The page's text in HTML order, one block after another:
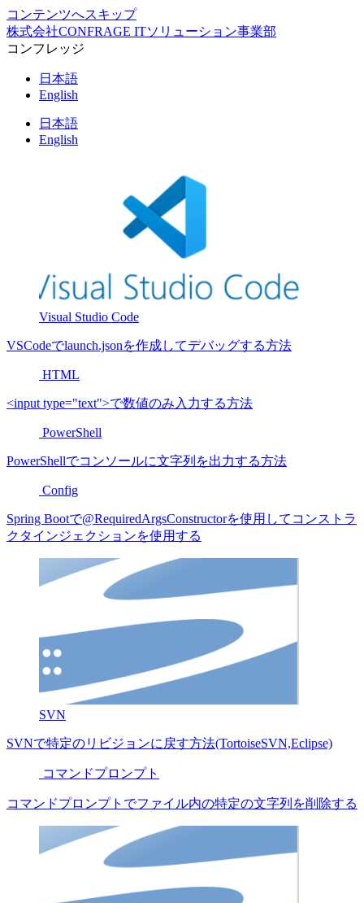
コンテンツへスキップ
株式会社CONFRAGE ITソリューション事業部
コンフレッジ
日本語
English
日本語
English
Visual Studio Code
VSCodeでlaunch.jsonを作成してデバッグする方法
HTML
<input type="text">で数値のみ入力する方法
PowerShell
PowerShellでコンソールに文字列を出力する方法
Config
Spring Bootで@RequiredArgsConstructorを使用してコンストラ
クタインジェクションを使用する
SVN
SVNで特定のリビジョンに戻す方法(TortoiseSVN,Eclipse)
コマンドプロンプト
コマンドプロンプトでファイル内の特定の文字列を削除する